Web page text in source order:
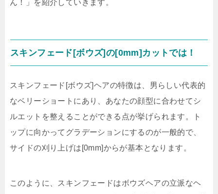
ん！」を紹介していきます。
スキンフェード[ボウズ]の[0mm]カットでは！
スキンフェード[ボウズ]ヘアの特徴は、男らしい代表的
なベリーショートにあり、あなたの顔型に合わせてシ
ルエットを整えることができる点が挙げられます。ト
ップに向かってグラデーションにするのが一般的で、
サイドの刈り上げは[0mm]からが基本となります。
このように、スキンフェードはボウズヘアの立派なヘ